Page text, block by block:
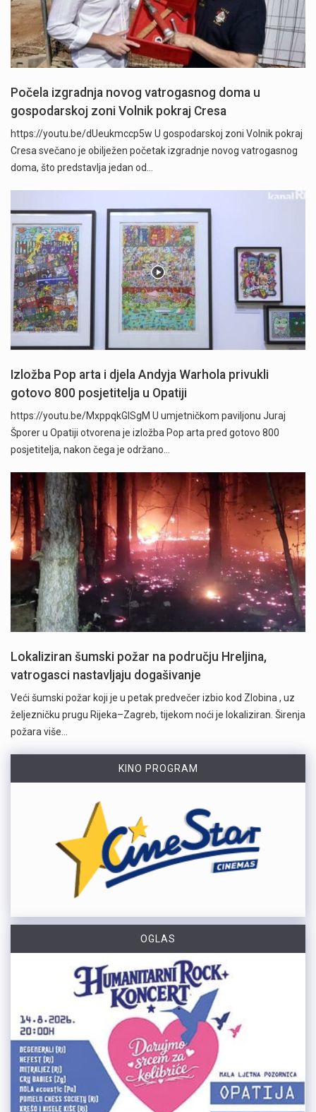
Počela izgradnja novog vatrogasnog doma u
gospodarskoj zoni Volnik pokraj Cresa
https://youtu.be/dUeukmccp5w U gospodarskoj zoni Volnik pokraj
Cresa svečano je obilježen početak izgradnje novog vatrogasnog
doma, što predstavlja jedan od…
Izložba Pop arta i djela Andyja Warhola privukli
gotovo 800 posjetitelja u Opatiji
https://youtu.be/MxppqkGISgM U umjetničkom paviljonu Juraj
Šporer u Opatiji otvorena je izložba Pop arta pred gotovo 800
posjetitelja, nakon čega je održano…
Lokaliziran šumski požar na području Hreljina,
vatrogasci nastavljaju dogašivanje
Veći šumski požar koji je u petak predvečer izbio kod Zlobina , uz
željezničku prugu Rijeka–Zagreb, tijekom noći je lokaliziran. Širenja
požara više…
KINO PROGRAM
OGLAS